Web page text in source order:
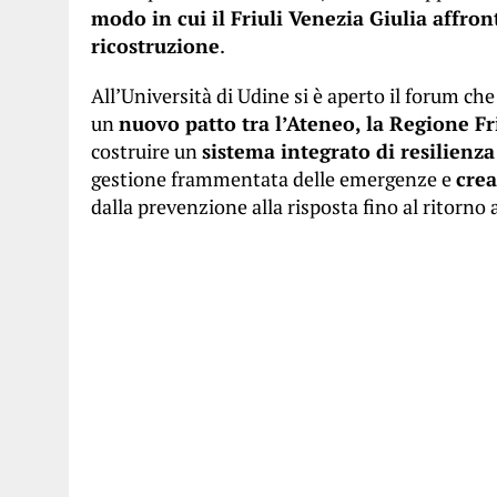
modo in cui il Friuli Venezia Giulia
ricostruzione.
All’Università di Udine si è aperto il forum
unnuovo patto tra l’Ateneo, la Regione
costruire unsistema integrato di
gestione frammentata delle emergenze e
dalla prevenzione alla risposta fino al ritorno